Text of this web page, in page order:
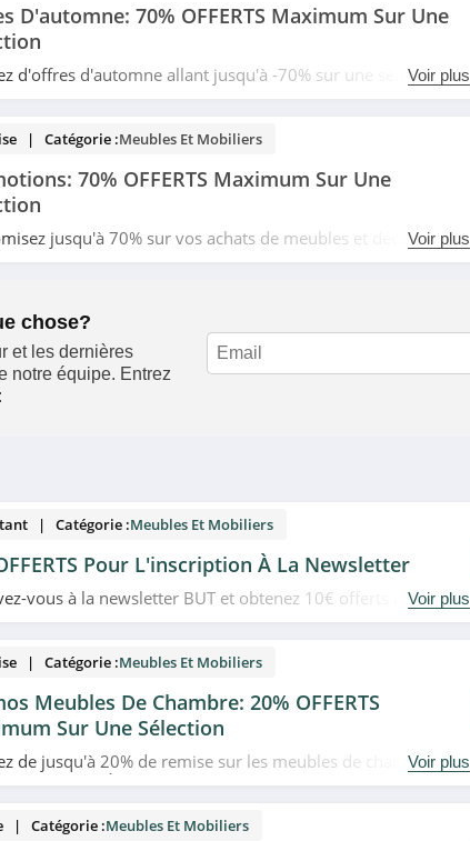
D'automne: 70% OFFERTS Maximum Sur Une
d'offres d'automne allant jusqu'à -70% sur une sélection de
Voir plus
| Catégorie :Meubles Et Mobiliers
70% OFFERTS Maximum Sur Une
jusqu'à 70% sur vos achats de meubles et déco à prix
Voir plus
chose?
et les dernières
notre équipe. Entrez
| Catégorie :Meubles Et Mobiliers
Pour L'inscription À La Newsletter
vous à la newsletter BUT et obtenez 10€ offerts lors de
Voir plus
| Catégorie :Meubles Et Mobiliers
Meubles De Chambre: 20% OFFERTS
Sur Une Sélection
de jusqu'à 20% de remise sur les meubles de chambre en
Voir plus
| Catégorie :Meubles Et Mobiliers